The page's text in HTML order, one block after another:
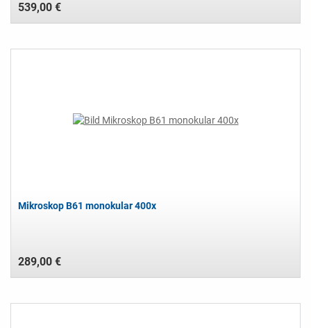
539,00 €
Mikroskop B61 monokular 400x
289,00 €